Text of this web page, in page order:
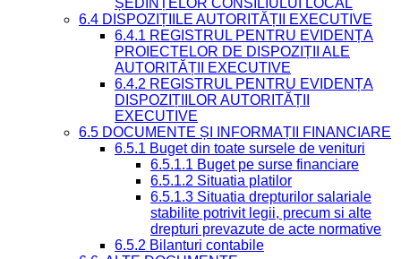
ȘEDINȚELOR CONSILIULUI LOCAL
6.4 DISPOZIȚIILE AUTORITĂȚII EXECUTIVE
6.4.1 REGISTRUL PENTRU EVIDENȚA
PROIECTELOR DE DISPOZIȚII ALE
AUTORITĂȚII EXECUTIVE
6.4.2 REGISTRUL PENTRU EVIDENȚA
DISPOZIȚIILOR AUTORITĂȚII
EXECUTIVE
6.5 DOCUMENTE ȘI INFORMAȚII FINANCIARE
6.5.1 Buget din toate sursele de venituri
6.5.1.1 Buget pe surse financiare
6.5.1.2 Situatia platilor
6.5.1.3 Situatia drepturilor salariale
stabilite potrivit legii, precum si alte
drepturi prevazute de acte normative
6.5.2 Bilanturi contabile